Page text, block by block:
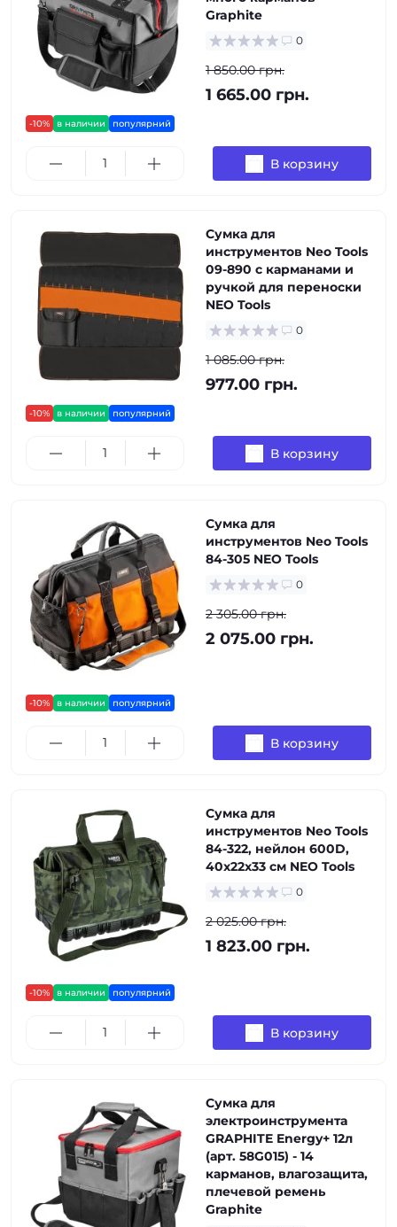
-10% в наличии популярний
Graphite
0
1 850.00 грн.
1 665.00 грн.
В корзину
-10% в наличии популярний
Сумка для
инструментов Neo Tools
09-890 с карманами и
ручкой для переноски
NEO Tools
0
1 085.00 грн.
977.00 грн.
В корзину
-10% в наличии популярний
Сумка для
инструментов Neo Tools
84-305 NEO Tools
0
2 305.00 грн.
2 075.00 грн.
В корзину
-10% в наличии популярний
Сумка для
инструментов Neo Tools
84-322, нейлон 600D,
40x22x33 см NEO Tools
0
2 025.00 грн.
1 823.00 грн.
В корзину
Сумка для
электроинструмента
GRAPHITE Energy+ 12л
(арт. 58G015) - 14
карманов, влагозащита,
плечевой ремень
Graphite